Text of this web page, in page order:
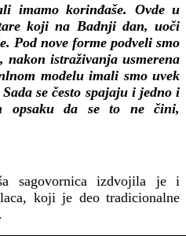
imamo korinđaše. Ovde u
koji na Badnji dan, uoči
Pod nove forme podveli smo
nakon istraživanja usmerena
modelu imali smo uvek
se često spajaju i jedno i
opsaku da se to ne čini,
sagovornica izdvojila je i
koji je deo tradicionalne